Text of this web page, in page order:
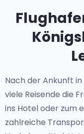
Nach der Ankunft
viele Reisende die
ins Hotel oder zum
zahlreiche